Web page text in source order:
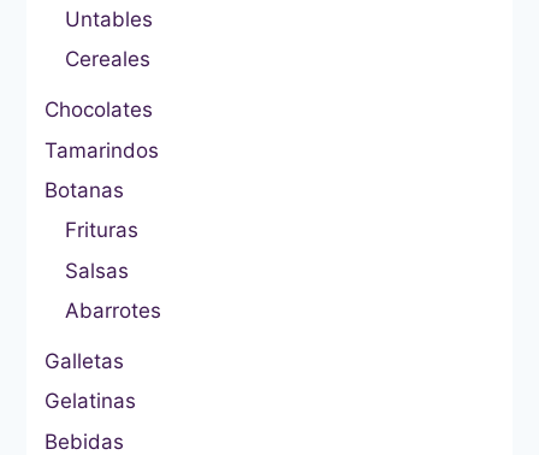
Untables
Cereales
Chocolates
Tamarindos
Botanas
Frituras
Salsas
Abarrotes
Galletas
Gelatinas
Bebidas